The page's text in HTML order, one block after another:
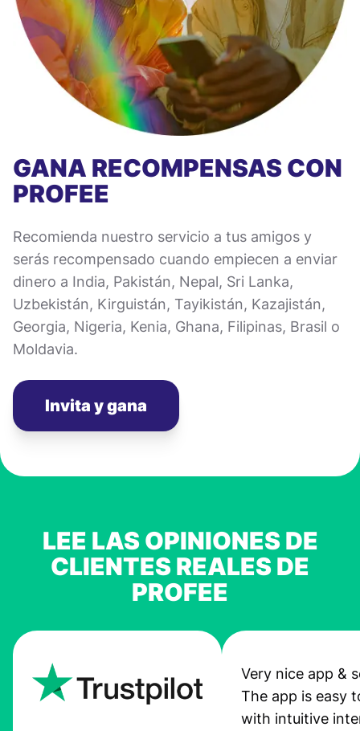
GANA RECOMPENSAS CON
PROFEE
Recomienda nuestro servicio a tus amigos y
serás recompensado cuando empiecen a enviar
dinero a India, Pakistán, Nepal, Sri Lanka,
Uzbekistán, Kirguistán, Tayikistán, Kazajistán,
Georgia, Nigeria, Kenia, Ghana, Filipinas, Brasil o
Moldavia.
Invita y gana
LEE LAS OPINIONES DE
CLIENTES REALES DE
PROFEE
Very nice app &
The app is easy
with intuitive